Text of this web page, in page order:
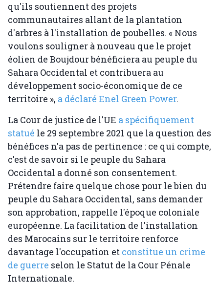
qu'ils soutiennent des projets
communautaires allant de la plantation
d'arbres à l'installation de poubelles. « Nous
voulons souligner à nouveau que le projet
éolien de Boujdour bénéficiera au peuple du
Sahara Occidental et contribuera au
développement socio-économique de ce
territoire », a déclaré Enel Green Power.
La Cour de justice de l'UE a spécifiquement
statué le 29 septembre 2021 que la question des
bénéfices n'a pas de pertinence : ce qui compte,
c'est de savoir si le peuple du Sahara
Occidental a donné son consentement.
Prétendre faire quelque chose pour le bien du
peuple du Sahara Occidental, sans demander
son approbation, rappelle l'époque coloniale
européenne. La facilitation de l'installation
des Marocains sur le territoire renforce
davantage l'occupation et constitue un crime
de guerre selon le Statut de la Cour Pénale
Internationale.